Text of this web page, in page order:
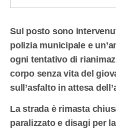
Sul posto sono
polizia municipale e
ogni tentativo di
corpo senza vita del
sull’asfalto in attesa
La strada è rimasta
paralizzato e disagi per